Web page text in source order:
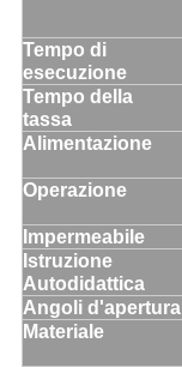
Tempo di
esecuzione
Tempo della
tassa
Alimentazione
Operazione
Impermeabile
Istruzione
Autodidattica
Angoli d'apertura
Materiale